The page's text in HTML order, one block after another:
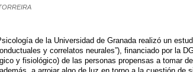
de la Universidad de Granada realizó un
y correlatos neurales”), financiado por la
y fisiológico) de las personas propensas a tomar